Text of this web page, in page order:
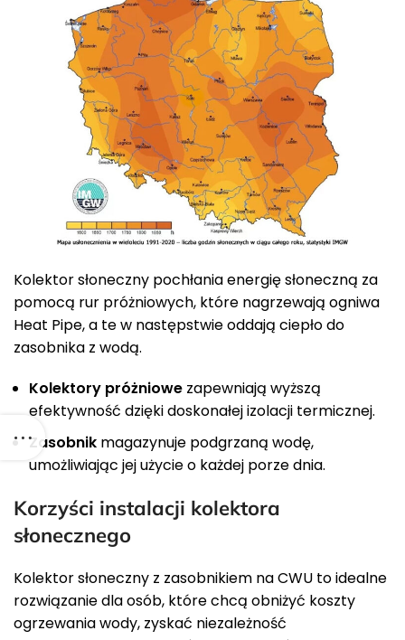
Kolektor słoneczny pochłania energię słoneczną za
pomocą rur próżniowych, które nagrzewają ogniwa
Heat Pipe, a te w następstwie oddają ciepło do
zasobnika z wodą.
Kolektory próżniowe zapewniają wyższą
efektywność dzięki doskonałej izolacji termicznej.
Zasobnik magazynuje podgrzaną wodę,
umożliwiając jej użycie o każdej porze dnia.
Korzyści instalacji kolektora
słonecznego
Kolektor słoneczny z zasobnikiem na CWU to idealne
rozwiązanie dla osób, które chcą obniżyć koszty
ogrzewania wody, zyskać niezależność